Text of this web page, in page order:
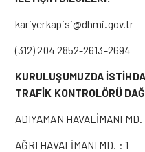
kariyerkapisi@dhmi.gov.tr
(312) 204 2852-2613-2694
KURULUŞUMUZDA
TRAFİK KONTROLÖRÜ
ADIYAMAN HAVALİMANI MD.
AĞRI HAVALİMANI MD. : 1